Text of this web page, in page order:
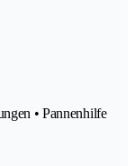
• Pannenhilfe